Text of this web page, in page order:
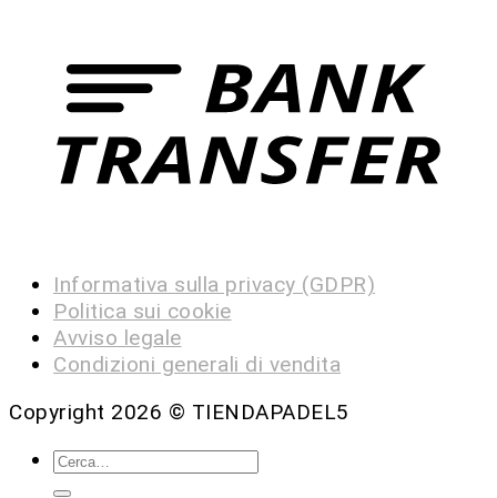
Informativa sulla privacy (GDPR)
Politica sui cookie
Avviso legale
Condizioni generali di vendita
Copyright 2026 © TIENDAPADEL5